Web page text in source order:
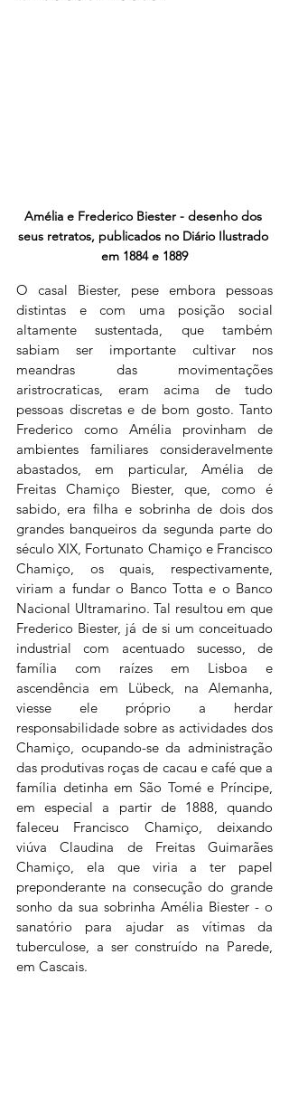
Amélia e Frederico Biester - desenho dos
seus retratos, publicados no Diário Ilustrado
em 1884 e 1889
O casal Biester, pese embora pessoas
distintas e com uma posição social
altamente sustentada, que também
sabiam ser importante cultivar nos
meandras das movimentações
aristrocraticas, eram acima de tudo
pessoas discretas e de bom gosto. Tanto
Frederico como Amélia provinham de
ambientes familiares consideravelmente
abastados, em particular, Amélia de
Freitas Chamiço Biester, que, como é
sabido, era filha e sobrinha de dois dos
grandes banqueiros da segunda parte do
século XIX, Fortunato Chamiço e Francisco
Chamiço, os quais, respectivamente,
viriam a fundar o Banco Totta e o Banco
Nacional Ultramarino. Tal resultou em que
Frederico Biester, já de si um conceituado
industrial com acentuado sucesso, de
família com raízes em Lisboa e
ascendência em Lübeck, na Alemanha,
viesse ele próprio a herdar
responsabilidade sobre as actividades dos
Chamiço, ocupando-se da administração
das produtivas roças de cacau e café que a
família detinha em São Tomé e Príncipe,
em especial a partir de 1888, quando
faleceu Francisco Chamiço, deixando
viúva Claudina de Freitas Guimarães
Chamiço, ela que viria a ter papel
preponderante na consecução do grande
sonho da sua sobrinha Amélia Biester - o
sanatório para ajudar as vítimas da
tuberculose, a ser construído na Parede,
em Cascais.